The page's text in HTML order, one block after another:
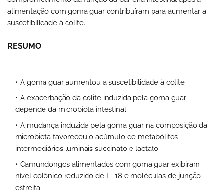
alimentação com goma guar contribuíram para aumentar a
suscetibilidade à colite.
RESUMO
A goma guar aumentou a suscetibilidade à colite
A exacerbação da colite induzida pela goma guar
depende da microbiota intestinal
A mudança induzida pela goma guar na composição da
microbiota favoreceu o acúmulo de metabólitos
intermediários luminais succinato e lactato
Camundongos alimentados com goma guar exibiram
nível colônico reduzido de IL-18 e moléculas de junção
estreita.